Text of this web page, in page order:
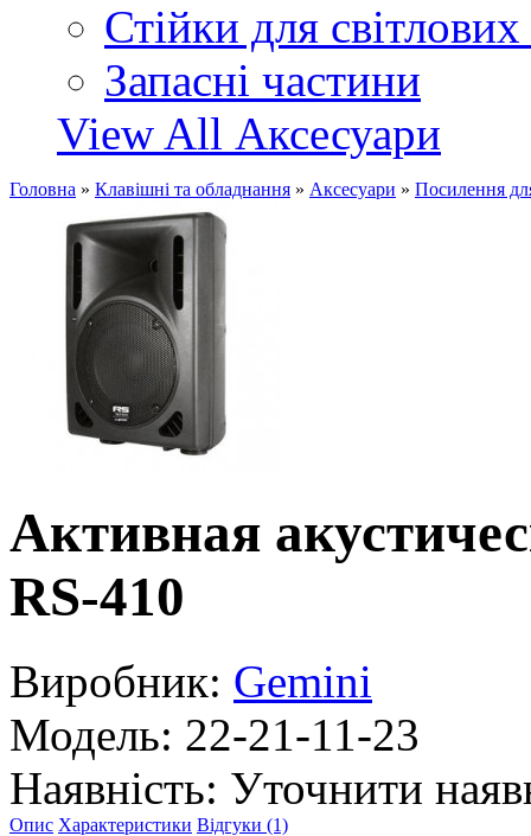
Стійки для
Запасні частини
View All Аксесуари
Головна » Клавішні та обладнання » Аксесуари » Посилення
Активная
RS-410
Виробник: Gemini
Модель: 22-21-11-23
Наявність: Уточнити
Опис Характеристики Відгуки (1)